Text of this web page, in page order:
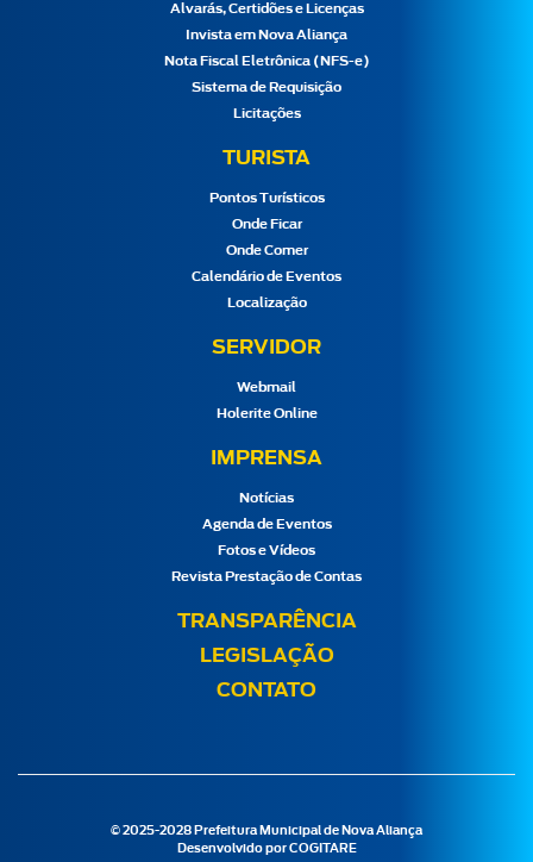
Alvarás, Certidões e Licenças
Invista em Nova Aliança
Nota Fiscal Eletrônica (NFS-e)
Sistema de Requisição
Licitações
TURISTA
Pontos Turísticos
Onde Ficar
Onde Comer
Calendário de Eventos
Localização
SERVIDOR
Webmail
Holerite Online
IMPRENSA
Notícias
Agenda de Eventos
Fotos e Vídeos
Revista Prestação de Contas
TRANSPARÊNCIA
LEGISLAÇÃO
CONTATO
© 2025-2028 Prefeitura Municipal de Nova Aliança
Desenvolvido por COGITARE